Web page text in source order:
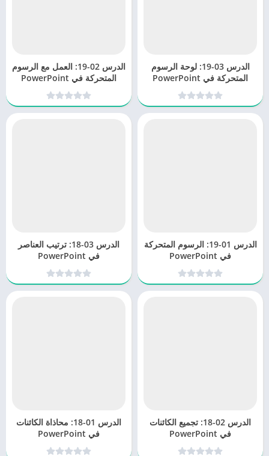
الدرس 03-19: لوحة الرسوم
المتحركة في PowerPoint
الدرس 02-19: العمل مع الرسوم
المتحركة في PowerPoint
الدرس 01-19: الرسوم المتحركة
في PowerPoint
الدرس 03-18: ترتيب العناصر
في PowerPoint
الدرس 02-18: تجميع الكائنات
في PowerPoint
الدرس 01-18: محاذاة الكائنات
في PowerPoint